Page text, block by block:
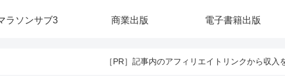
ラソンサブ3 商業出版 電子書籍出版
［PR］記事内のアフィリエイトリンクから収入